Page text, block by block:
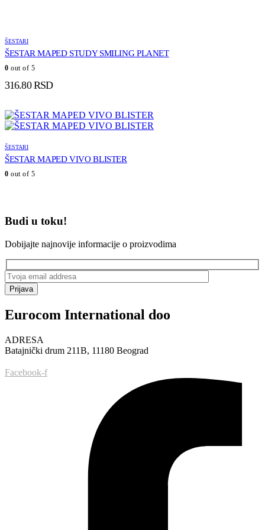
ŠESTARI
ŠESTAR MAPED STUDY SMILING PLANET
0 out of 5
316.80RSD
ŠESTARI
ŠESTAR MAPED VIVO BLISTER
0 out of 5
Budi u toku!
Dobijajte najnovije informacije o proizvodima
Prijava
Eurocom International doo
ADRESA
Batajnički drum 211B, 11180 Beograd
Facebook-f